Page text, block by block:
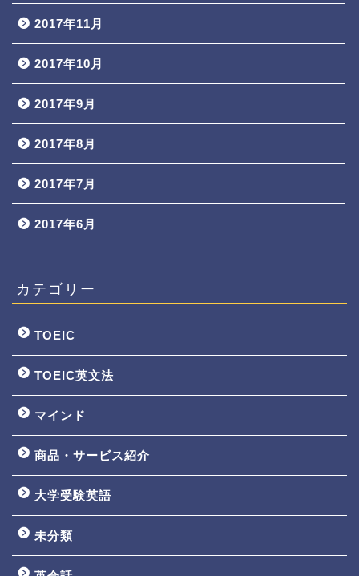
2017年11月
2017年10月
2017年9月
2017年8月
2017年7月
2017年6月
カテゴリー
TOEIC
TOEIC英文法
マインド
商品・サービス紹介
大学受験英語
未分類
TOEIC3ヵ月で800点講座